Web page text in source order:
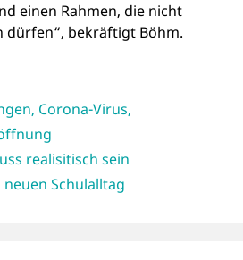
einen Rahmen, die nicht
dürfen“, bekräftigt Böhm.
, Corona-Virus,
realisitisch sein
neuen Schulalltag